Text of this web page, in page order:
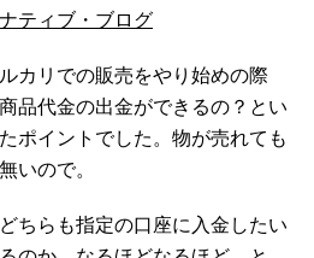
ティブ・ブログ
カリでの販売をやり始めの際
品代金の出金ができるの？とい
ポイントでした。物が売れても
いので。
ちらも指定の口座に入金したい